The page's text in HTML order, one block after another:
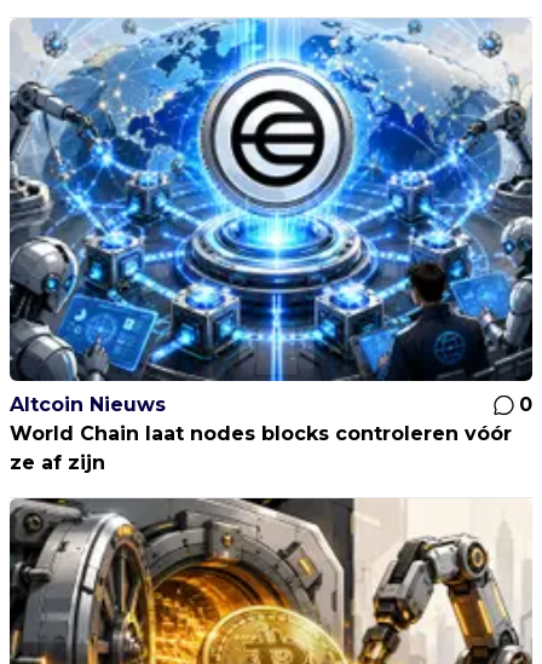
Altcoin Nieuws
0
World Chain laat nodes blocks controleren vóór
ze af zijn